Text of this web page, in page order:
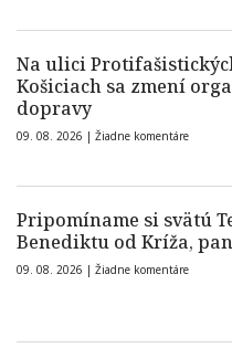
Na ulici
Košiciach sa zmení
dopravy
09. 08. 2026 | Žiadne komentáre
Pripomíname si svätú
Benediktu od Kríža,
09. 08. 2026 | Žiadne komentáre